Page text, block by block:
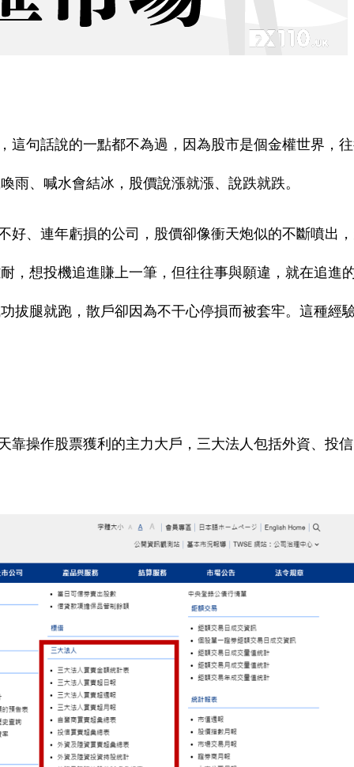
這句話說的一點都不為過，因為股市是個金權世界，
雨、喊水會結冰，股價說漲就漲、說跌就跌。
好、連年虧損的公司，股價卻像衝天炮似的不斷噴出
，想投機追進賺上一筆，但往往事與願違，就在追進
拔腿就跑，散戶卻因為不干心停損而被套牢。這種經驗
操作股票獲利的主力大戶，三大法人包括外資、投信